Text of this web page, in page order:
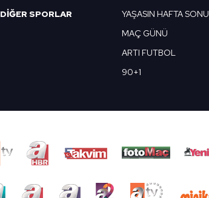
DİĞER SPORLAR
YAŞASIN HAFTA SONU
MAÇ GÜNÜ
ARTI FUTBOL
90+1